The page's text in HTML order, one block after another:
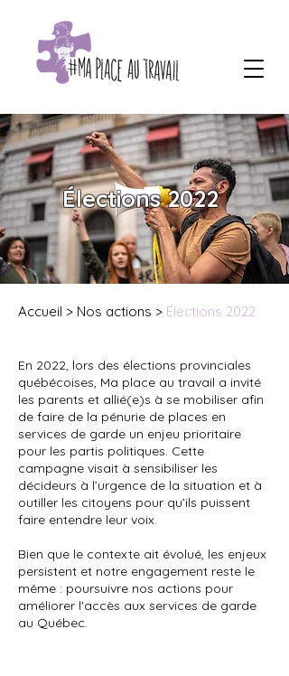
Élections 2022
Accueil ­­> Nos actions > Élections 2022
En 2022, lors des élections provinciales
québécoises, Ma place au travail a invité
les parents et allié(e)s à se mobiliser afin
de faire de la pénurie de places en
services de garde un enjeu prioritaire
pour les partis politiques. Cette
campagne visait à sensibiliser les
décideurs à l’urgence de la situation et à
outiller les citoyens pour qu’ils puissent
faire entendre leur voix.
Bien que le contexte ait évolué, les enjeux
persistent et notre engagement reste le
même : poursuivre nos actions pour
améliorer l'accès aux services de garde
au Québec.